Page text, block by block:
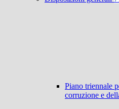
Piano triennale
corruzione e